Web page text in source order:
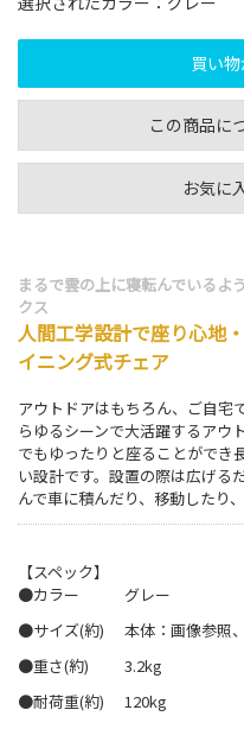
お気に
この商品に
まるで雲の上に寝転んでいるよ
クス
人間工学設計で座り心地
イニング式チェア
アウトドアはもちろん、ご自宅
らゆるシーンで大活躍するアウ
でもゆったりと座ることができ
い設計です。設置の際は広げる
んで車に積んだり、移動したり
【スペック】
●カラー
グレー
●サイズ(約)
本体：画像参照
●重さ(約)
3.2kg
●耐荷重(約)
120kg